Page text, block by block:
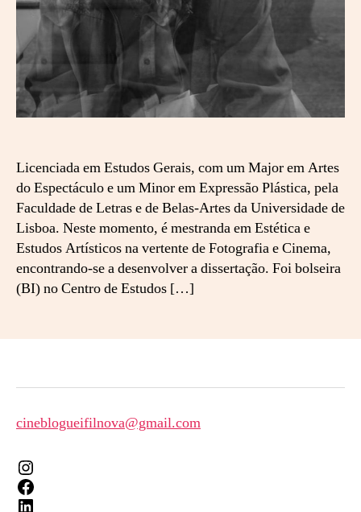
Licenciada em Estudos Gerais, com um Major em Artes
do Espectáculo e um Minor em Expressão Plástica, pela
Faculdade de Letras e de Belas-Artes da Universidade de
Lisboa. Neste momento, é mestranda em Estética e
Estudos Artísticos na vertente de Fotografia e Cinema,
encontrando-se a desenvolver a dissertação. Foi bolseira
(BI) no Centro de Estudos […]
cineblogueifilnova@gmail.com
Instagram
Facebook
LinkedIn